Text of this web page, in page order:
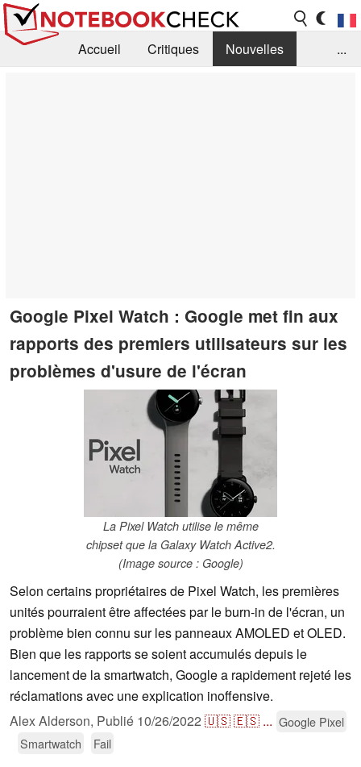
Accueil Critiques
Nouvelles
...
Google Pixel Watch : Google met fin aux
rapports des premiers utilisateurs sur les
problèmes d'usure de l'écran
La Pixel Watch utilise le même
chipset que la Galaxy Watch Active2.
(Image source : Google)
Selon certains propriétaires de Pixel Watch, les premières
unités pourraient être affectées par le burn-in de l'écran, un
problème bien connu sur les panneaux AMOLED et OLED.
Bien que les rapports se soient accumulés depuis le
lancement de la smartwatch, Google a rapidement rejeté les
réclamations avec une explication inoffensive.
Alex Alderson, Publié 10/26/2022 🇺🇸🇪🇸 ... Google Pixel
Smartwatch
Fail